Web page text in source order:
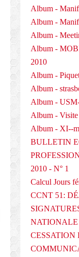
Album -
Album -
Album -
Album -
2010
Album -
Album -
Album -
Album -
Album - XI--
BULLETIN
2010 - N° 1
Calcul Jours
CCNT 51:
NATIONALE
CESSATION